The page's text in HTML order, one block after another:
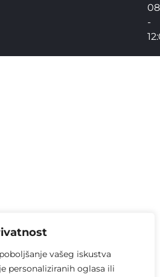
vašeg iskustva
personaliziranih oglasa ili
-